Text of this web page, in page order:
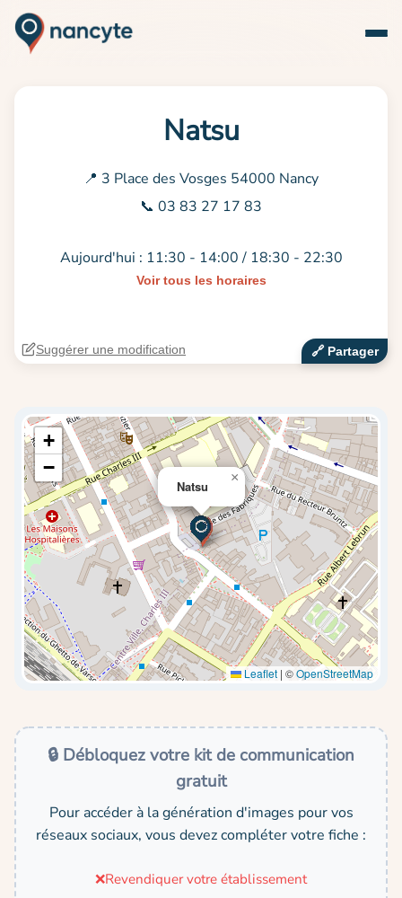
Natsu
📍 3 Place des Vosges 54000 Nancy
📞 03 83 27 17 83
Aujourd'hui : 11:30 - 14:00 / 18:30 - 22:30
Voir tous les horaires
🔗‍️ Partager
Suggérer une modification
Natsu
×
+
−
Leaflet | ©OpenStreetMap
🔒 Débloquez votre kit de communication
gratuit
Pour accéder à la génération d'images pour vos
réseaux sociaux, vous devez compléter votre fiche :
❌Revendiquer votre établissement